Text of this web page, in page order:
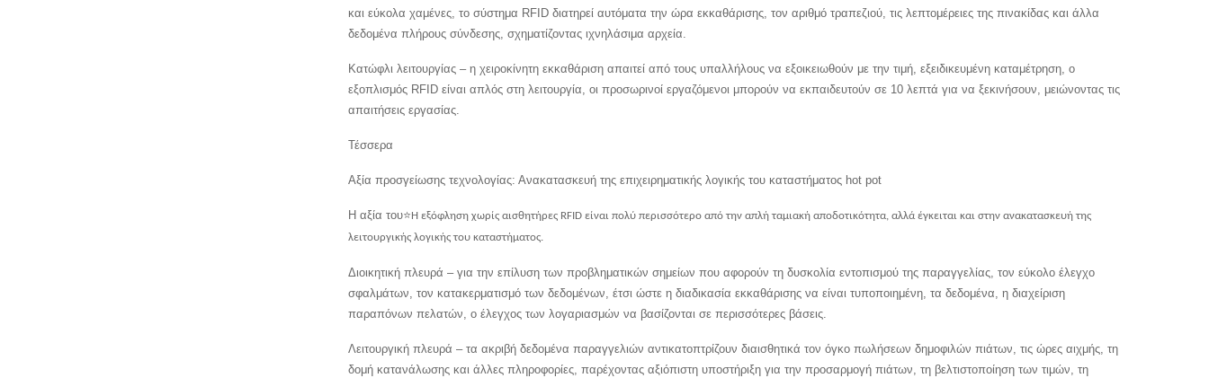
και εύκολα χαμένες, το σύστημα RFID διατηρεί αυτόματα την ώρα εκκαθάρισης, τον αριθμό τραπεζιού, τις λεπτομέρειες της πινακίδας και άλλα
δεδομένα πλήρους σύνδεσης, σχηματίζοντας ιχνηλάσιμα αρχεία.
Κατώφλι λειτουργίας – η χειροκίνητη εκκαθάριση απαιτεί από τους υπαλλήλους να εξοικειωθούν με την τιμή, εξειδικευμένη καταμέτρηση, ο
εξοπλισμός RFID είναι απλός στη λειτουργία, οι προσωρινοί εργαζόμενοι μπορούν να εκπαιδευτούν σε 10 λεπτά για να ξεκινήσουν, μειώνοντας τις
απαιτήσεις εργασίας.
Τέσσερα
Αξία προσγείωσης τεχνολογίας: Ανακατασκευή της επιχειρηματικής λογικής του καταστήματος hot pot
Η αξία του⭐Η εξόφληση χωρίς αισθητήρες RFID είναι πολύ περισσότερο από την απλή ταμιακή αποδοτικότητα, αλλά έγκειται και στην ανακατασκευή της
λειτουργικής λογικής του καταστήματος.
Διοικητική πλευρά – για την επίλυση των προβληματικών σημείων που αφορούν τη δυσκολία εντοπισμού της παραγγελίας, τον εύκολο έλεγχο
σφαλμάτων, τον κατακερματισμό των δεδομένων, έτσι ώστε η διαδικασία εκκαθάρισης να είναι τυποποιημένη, τα δεδομένα, η διαχείριση
παραπόνων πελατών, ο έλεγχος των λογαριασμών να βασίζονται σε περισσότερες βάσεις.
Λειτουργική πλευρά – τα ακριβή δεδομένα παραγγελιών αντικατοπτρίζουν διαισθητικά τον όγκο πωλήσεων δημοφιλών πιάτων, τις ώρες αιχμής, τη
δομή κατανάλωσης και άλλες πληροφορίες, παρέχοντας αξιόπιστη υποστήριξη για την προσαρμογή πιάτων, τη βελτιστοποίηση των τιμών, τη